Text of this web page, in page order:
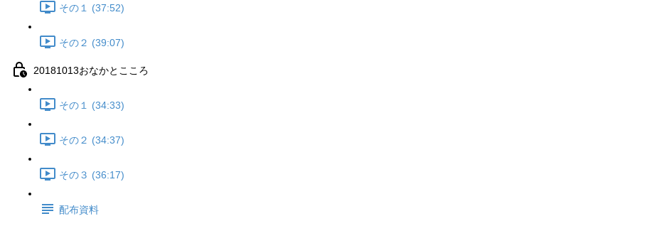
その１ (37:52)
その２ (39:07)
20181013おなかとこころ
その１ (34:33)
その２ (34:37)
その３ (36:17)
配布資料